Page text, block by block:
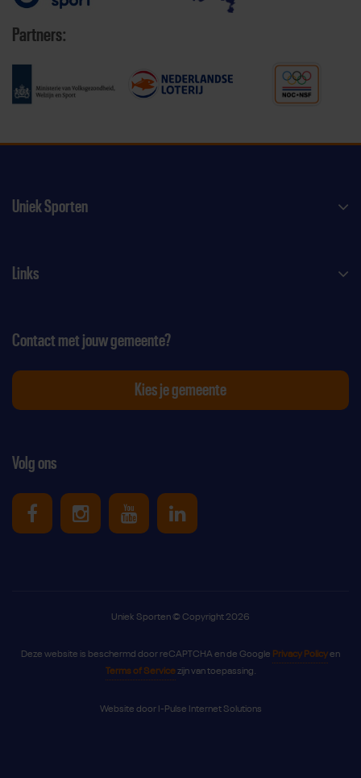
Partners:
Uniek Sporten
Links
Volg ons
Uniek Sporten op Facebook
Uniek Sporten op Instagram
Uniek Sporten op Youtube
Uniek Sporten op
Contact met jouw gemeente?
Kies je gemeente
Uniek Sporten © Copyright 2026
Deze website is beschermd door reCAPTCHA en de Google Privacy Policyen
Terms of Servicezijn van toepassing.
Website door I-Pulse Internet Solutions